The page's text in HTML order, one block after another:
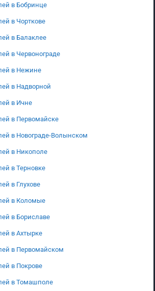
в Бобринце
в Чорткове
в Балаклее
в Червонограде
в Нежине
в Надворной
в Ичне
в Первомайске
в Новограде-Волынском
в Никополе
в Терновке
в Глухове
в Коломые
в Бориславе
в Ахтырке
в Первомайском
в Покрове
в Томашполе